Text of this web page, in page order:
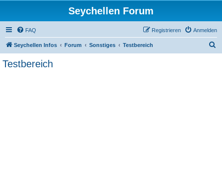
Seychellen Forum
FAQ Anmelden
Registrieren
Seychellen Infos Forum Sonstiges Testbereich
Testbereich